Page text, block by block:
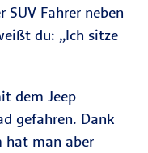
SUV Fahrer neben
du: „Ich sitze
dem Jeep
gefahren. Dank
hat man aber